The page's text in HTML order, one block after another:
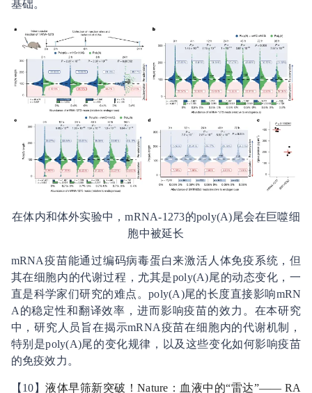
基础。
在体内和体外实验中，mRNA-1273的poly(A)尾会在巨噬细
胞中被延长
mRNA疫苗能通过编码病毒蛋白来激活人体免疫系统，但
其在细胞内的代谢过程，尤其是poly(A)尾的动态变化，一
直是科学家们研究的难点。poly(A)尾的长度直接影响mRN
A的稳定性和翻译效率，进而影响疫苗的效力。在本研究
中，研究人员旨在揭示mRNA疫苗在细胞内的代谢机制，
特别是poly(A)尾的变化规律，以及这些变化如何影响疫苗
的免疫效力。
【10】液体早筛新突破！Nature：血液中的“雷达”—— RA